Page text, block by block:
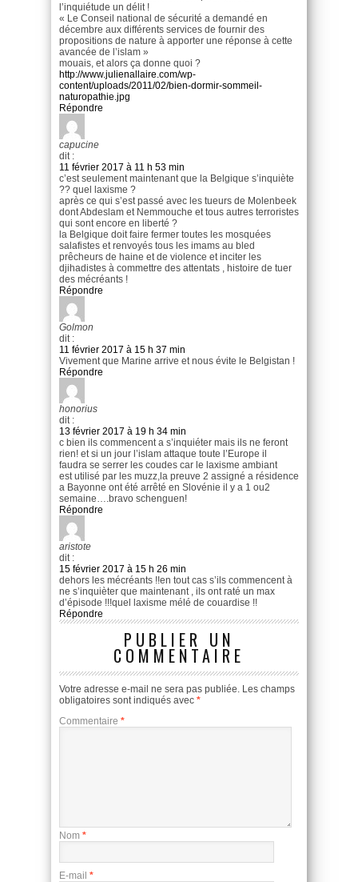
l’inquiétude un délit !
« Le Conseil national de sécurité a demandé en
décembre aux différents services de fournir des
propositions de nature à apporter une réponse à cette
avancée de l’islam »
mouais, et alors ça donne quoi ?
http://www.julienallaire.com/wp-
content/uploads/2011/02/bien-dormir-sommeil-
naturopathie.jpg
Répondre
capucine
dit :
11 février 2017 à 11 h 53 min
c’est seulement maintenant que la Belgique s’inquiète
?? quel laxisme ?
après ce qui s’est passé avec les tueurs de Molenbeek
dont Abdeslam et Nemmouche et tous autres terroristes
qui sont encore en liberté ?
la Belgique doit faire fermer toutes les mosquées
salafistes et renvoyés tous les imams au bled
prêcheurs de haine et de violence et inciter les
djihadistes à commettre des attentats , histoire de tuer
des mécréants !
Répondre
Golmon
dit :
11 février 2017 à 15 h 37 min
Vivement que Marine arrive et nous évite le Belgistan !
Répondre
honorius
dit :
13 février 2017 à 19 h 34 min
c bien ils commencent a s’inquiéter mais ils ne feront
rien! et si un jour l’islam attaque toute l’Europe il
faudra se serrer les coudes car le laxisme ambiant
est utilisé par les muzz,la preuve 2 assigné a résidence
a Bayonne ont été arrêté en Slovénie il y a 1 ou2
semaine….bravo schenguen!
Répondre
aristote
dit :
15 février 2017 à 15 h 26 min
dehors les mécréants !!en tout cas s’ils commencent à
ne s’inquièter que maintenant , ils ont raté un max
d’épisode !!!quel laxisme mélé de couardise !!
Répondre
PUBLIER UN
COMMENTAIRE
Votre adresse e-mail ne sera pas publiée. Les champs
obligatoires sont indiqués avec *
Commentaire *
Nom *
E-mail *